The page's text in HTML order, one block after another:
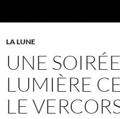
LA LUNE
UNE
LUMIÈRE
LE